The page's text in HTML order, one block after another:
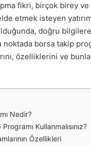
fikri, birçok birey
etmek isteyen
doğru
borsa takip
özelliklerini ve
Nedir?
Kullanmalısınız?
Özellikleri